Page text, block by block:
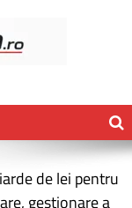
de lei pentru
gestionare a